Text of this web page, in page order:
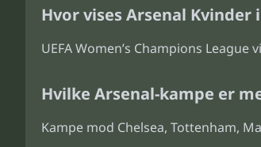
Hvor vises Arsenal Kvinder
UEFA Women’s Champions League
Hvilke Arsenal-kampe er
Kampe mod Chelsea, Tottenham,